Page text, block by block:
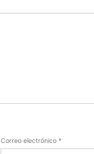
Correo electrónico *